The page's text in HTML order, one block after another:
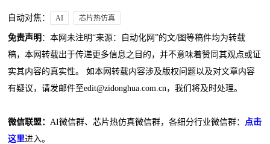
自动对焦： AI 芯片热仿真
免责声明 ：本网未注明“来源：自动化网”的文/图等稿件均为转载
稿，本网转载出于传递更多信息之目的，并不意味着赞同其观点或证
实其内容的真实性。 如本网转载内容涉及版权问题以及对文章内容
有疑议，请发邮件至edit@zidonghua.com.cn，我们将及时处理。
微信联盟： AI微信群、芯片热仿真微信群，各细分行业微信群：
点击
这里进入。